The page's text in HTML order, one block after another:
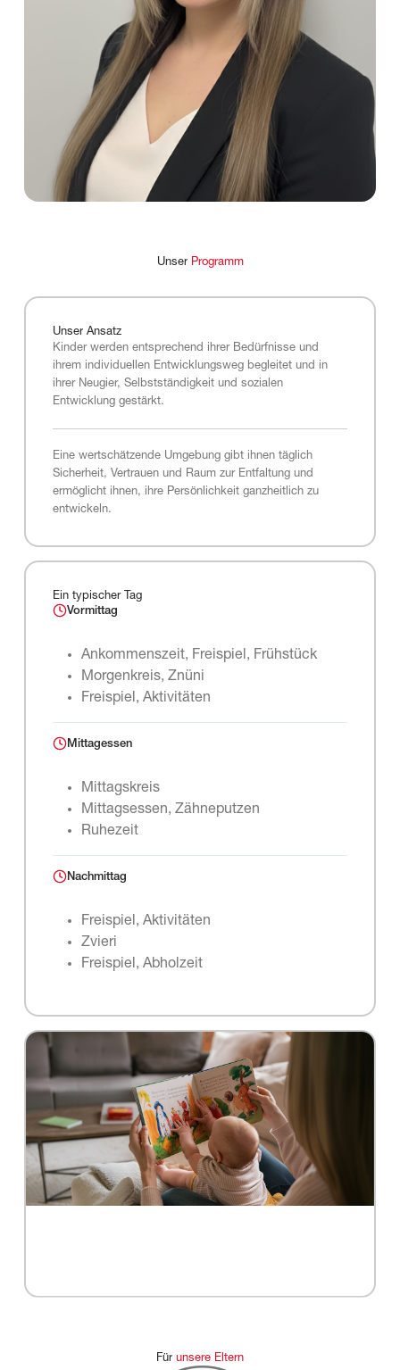
Unser Programm
Unser Ansatz
Kinder werden entsprechend ihrer Bedürfnisse und
ihrem individuellen Entwicklungsweg begleitet und in
ihrer Neugier, Selbstständigkeit und sozialen
Entwicklung gestärkt.
Eine wertschätzende Umgebung gibt ihnen täglich
Sicherheit, Vertrauen und Raum zur Entfaltung und
ermöglicht ihnen, ihre Persönlichkeit ganzheitlich zu
entwickeln.
Ein typischer Tag
Vormittag
Ankommenszeit, Freispiel, Frühstück
Morgenkreis, Znüni
Freispiel, Aktivitäten
Mittagessen
Mittagskreis
Mittagsessen, Zähneputzen
Ruhezeit
Nachmittag
Freispiel, Aktivitäten
Zvieri
Freispiel, Abholzeit
Für unsere Eltern